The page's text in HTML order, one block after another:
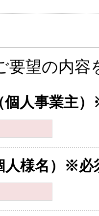
要望の内容
個人事業主
人様名）※必